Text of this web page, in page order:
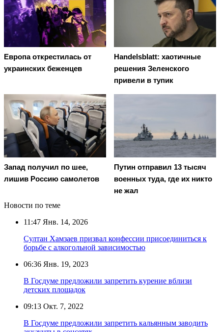
Европа открестилась от
украинских беженцев
Handelsblatt: хаотичные
решения Зеленского
привели в тупик
Запад получил по шее,
лишив Россию самолетов
Путин отправил 13 тысяч
военных туда, где их никто
не жал
Новости по теме
11:47 Янв. 14, 2026
Султан Хамзаев призвал конфессии присоединиться к
борьбе с алкогольной зависимостью
06:36 Янв. 19, 2023
В Госдуме предложили запретить курение вблизи
детских площадок
09:13 Окт. 7, 2022
В Госдуме предложили запретить кальянным заводить